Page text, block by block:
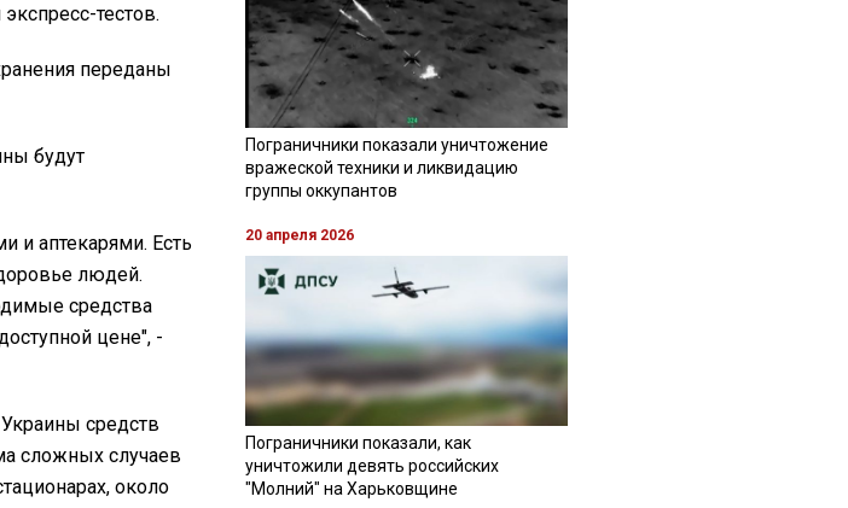
тестов.
переданы
будут
и аптекарями. Есть
людей.
средства
цене", -
средств
сложных случаев
около
Пограничники показали уничтожение
вражеской техники и ликвидацию
группы оккупантов
20 апреля 2026
Пограничники показали, как
уничтожили девять российских
"Молний" на Харьковщине